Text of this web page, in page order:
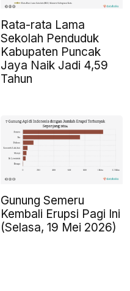
Rata-rata Lama
Sekolah Penduduk
Kabupaten Puncak
Jaya Naik Jadi 4,59
Tahun
Gunung Semeru
Kembali Erupsi Pagi Ini
(Selasa, 19 Mei 2026)